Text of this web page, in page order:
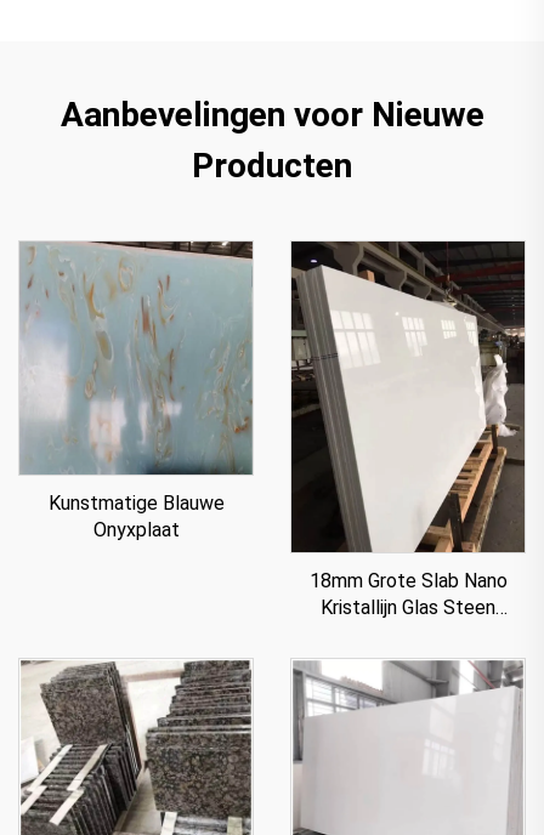
Aanbevelingen voor Nieuwe
Producten
Kunstmatige Blauwe
Onyxplaat
18mm Grote Slab Nano
Kristallijn Glas Steen